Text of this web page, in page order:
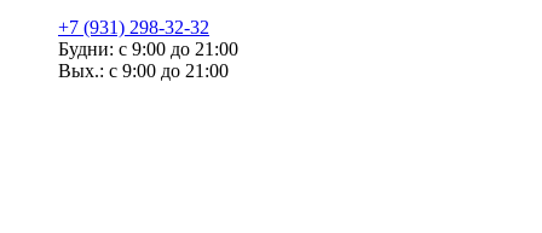
+7 (931) 298-32-32
Будни: с 9:00 до 21:00
Вых.: с 9:00 до 21:00